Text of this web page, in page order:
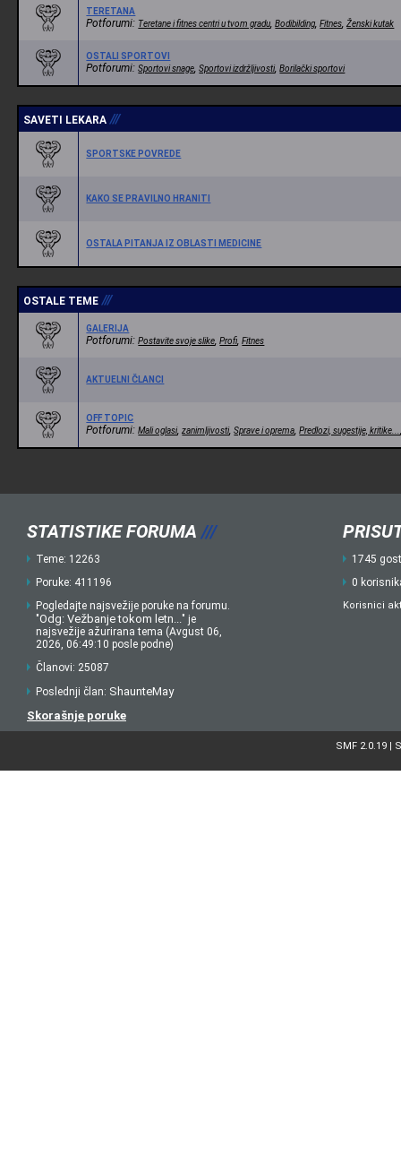
TERETANA
Potforumi: Teretane i fitnes centri u tvom gradu,Bodibilding,Fitnes,Ženski kutak
OSTALI SPORTOVI
Potforumi:Sportovi snage,Sportovi izdržljivosti,Borilački sportovi
SAVETI LEKARA ///
SPORTSKE POVREDE
KAKO SE PRAVILNO HRANITI
OSTALA PITANJA IZ OBLASTI MEDICINE
OSTALE TEME ///
GALERIJA
Potforumi:Postavite svoje slike,Profi,Fitnes
AKTUELNI ČLANCI
OFF TOPIC
Potforumi:Mali oglasi,zanimljivosti,Sprave i oprema,Predlozi, sugestije, kritike...
STATISTIKE FORUMA ///
Teme: 12263
Poruke: 411196
Pogledajte najsvežije poruke na forumu.
"Odg: Vežbanje tokom letn..." je
najsvežije ažurirana tema (Avgust 06,
2026, 06:49:10 posle podne)
Članovi: 25087
Poslednji član: ShaunteMay
Skorašnje poruke
1745
0
Korisnici
SMF 2.0.19|